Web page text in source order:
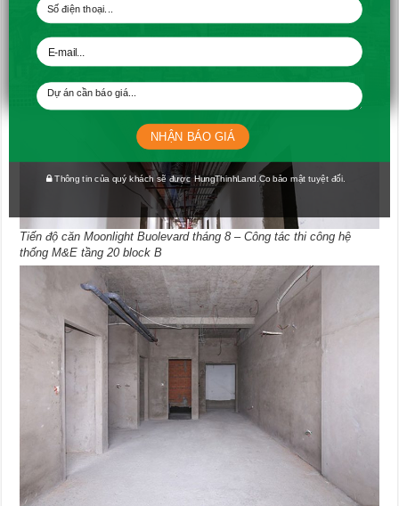
Tiến độ căn Moonlight Buolevard tháng 8 – Công tác thi công hệ
thống M&E tầng 20 block B
Thông tin của quý khách sẽ được HungThinhLand.Co bảo mật tuyệt đối.
NHẬN BÁO GIÁ